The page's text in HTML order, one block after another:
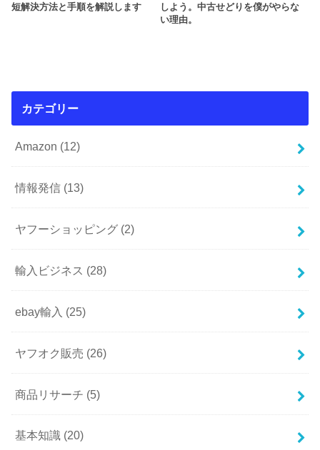
短解決方法と手順を解説します
しよう。中古せどりを僕がやらな
い理由。
カテゴリー
Amazon (12)
情報発信 (13)
ヤフーショッピング (2)
輸入ビジネス (28)
ebay輸入 (25)
ヤフオク販売 (26)
商品リサーチ (5)
基本知識 (20)